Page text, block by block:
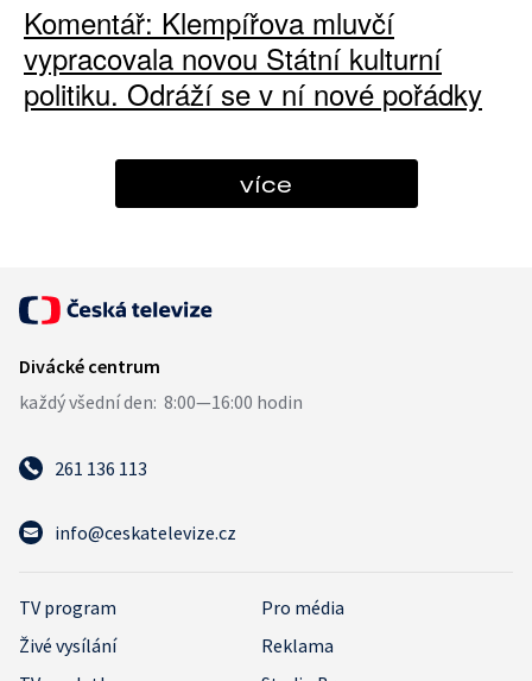
Komentář: Klempířova mluvčí
vypracovala novou Státní kulturní
politiku. Odráží se v ní nové pořádky
více
261 136 113
info@ceskatelevize.cz
TV program
Pro média
Živé vysílání
Reklama